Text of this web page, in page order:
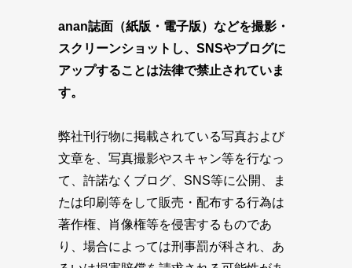
anan誌面（紙版・電子版）などを撮影・
スクリーンショットし、SNSやブログに
アップすることは法律で禁止されていま
す。
弊社刊行物に掲載されている写真および
文章を、写真撮影やスキャン等を行なっ
て、許諾なくブログ、SNS等に公開、ま
たは印刷等をして販売・配布する行為は
著作権、肖像権等を侵害するものであ
り、場合によっては刑事罰が科され、あ